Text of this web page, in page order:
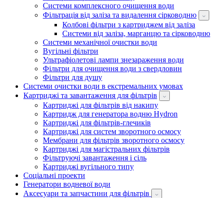
Системи комплексного очищення води
Фільтрація від заліза та видалення сірководню
Колбові фільтри з картриджем від заліза
Системи від заліза, марганцю та сірководню
Системи механічної очистки води
Вугільні фільтри
Ультрафіолетові лампи знезараження води
Фільтри для очищення води з свердловин
Фільтри для душу
Системи очистки води в екстремальних умовах
Картриджі та завантаження для фільтрів
Картриджі для фільтрів від накипу
Картридж для генератора водню Hydron
Картриджі для фільтрів-глечиків
Картриджі для систем зворотного осмосу
Мембрани для фільтрів зворотного осмосу
Картриджі для магістральних фільтрів
Фільтруючі завантаження і сіль
Картриджі вугільного типу
Соціальні проекти
Генератори водневої води
Аксесуари та запчастини для фільтрів